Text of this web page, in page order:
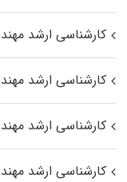
کارشناسی ارشد
کارشناسی ارشد
کارشناسی ارشد
کارشناسی ارشد